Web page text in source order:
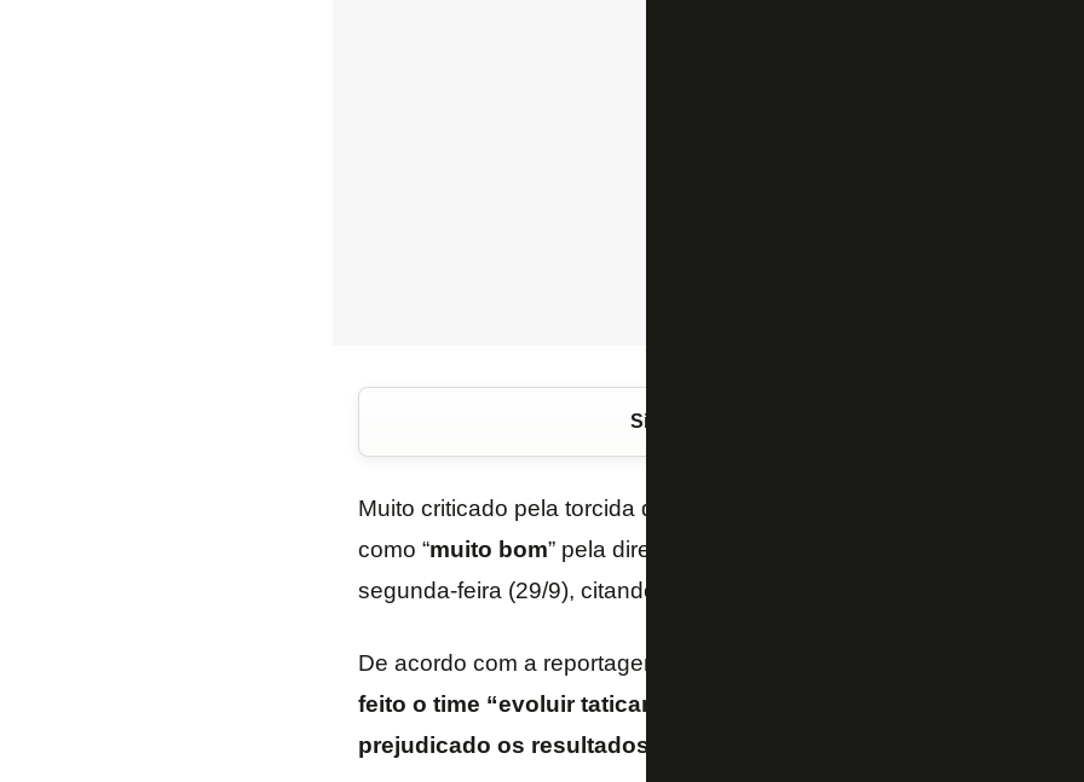
Siga o FogãoNET
Muito criticado pela torcida do
como “muito bom” pela diretoria alvinegra, segundo informou “O
segunda-feira (29/9), citando fontes do clube.
De acordo com a reportagem,
feito o time “evoluir taticamente” e que o alto número de
prejudicado os resultados